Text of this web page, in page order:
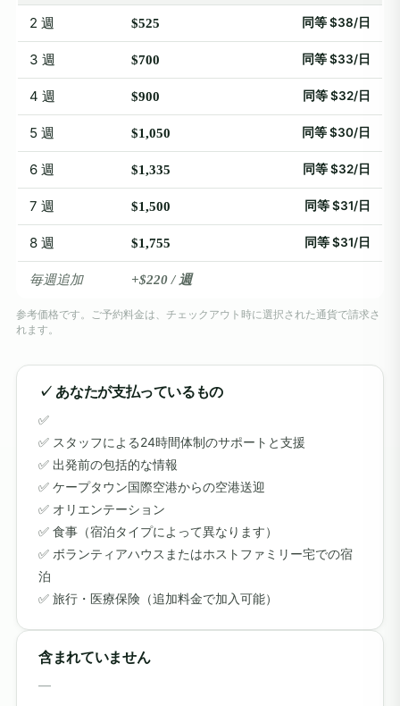
2 週 $525 同等 $38/日
3 週 $700 同等 $33/日
4 週 $900 同等 $32/日
5 週 $1,050 同等 $30/日
6 週 $1,335 同等 $32/日
7 週 $1,500 同等 $31/日
8 週 $1,755 同等 $31/日
毎週追加 +$220 / 週
参考価格です。ご予約料金は、チェックアウト時に選択された通貨で請求さ
れます。
✓ あなたが支払っているもの
スタッフによる24時間体制のサポートと支援
出発前の包括的な情報
ケープタウン国際空港からの空港送迎
オリエンテーション
食事（宿泊タイプによって異なります）
ボランティアハウスまたはホストファミリー宅での宿
泊
旅行・医療保険（追加料金で加入可能）
含まれていません